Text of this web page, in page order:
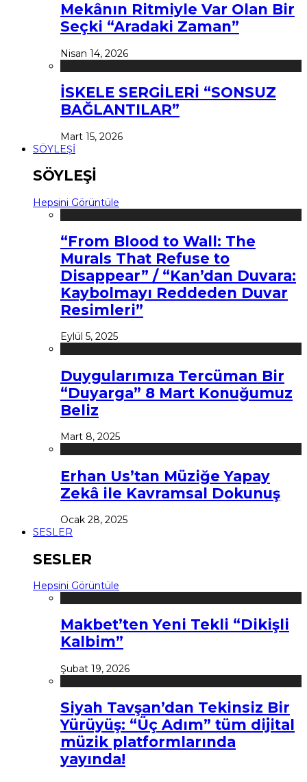
Mekânın Ritmiyle Var Olan Bir
Seçki “Aradaki Zaman”
Nisan 14, 2026
İSKELE SERGİLERİ “SONSUZ
BAĞLANTILAR”
Mart 15, 2026
SÖYLEŞİ
SÖYLEŞİ
Hepsini Görüntüle
“From Blood to Wall: The
Murals That Refuse to
Disappear” / “Kan’dan Duvara:
Kaybolmayı Reddeden Duvar
Resimleri”
Eylül 5, 2025
Duygularımıza Tercüman Bir
“Duyarga” 8 Mart Konuğumuz
Beliz
Mart 8, 2025
Erhan Us’tan Müziğe Yapay
Zekâ ile Kavramsal Dokunuş
Ocak 28, 2025
SESLER
SESLER
Hepsini Görüntüle
Makbet’ten Yeni Tekli “Dikişli
Kalbim”
Şubat 19, 2026
Siyah Tavşan’dan Tekinsiz Bir
Yürüyüş: “Üç Adım” tüm dijital
müzik platformlarında
yayında!